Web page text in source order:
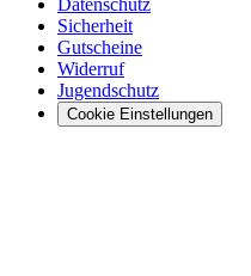
Sicherheit
Gutscheine
Widerruf
Jugendschutz
Cookie Einstellungen